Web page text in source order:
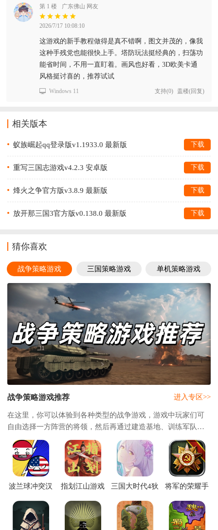
第 1 楼 广东佛山 网友
2026/7/17 10:08:10
这游戏的新手教程做得是真不错啊，图文并茂的，像我
这种手残党也能很快上手。塔防玩法挺经典的，扫荡功
能省时间，不用一直盯着。画风也好看，3D欧美卡通
风格挺讨喜的，推荐试试
Windows 11 支持(0) 盖楼(回复)
相关版本
蚁族崛起qq登录版v1.1933.0 最新版 下载
重写三国志游戏v4.2.3 安卓版 下载
烽火之争官方版v3.8.9 最新版 下载
放开那三国3官方版v0.138.0 最新版 下载
猜你喜欢
战争策略游戏 三国策略游戏 单机策略游戏
战争策略游戏推荐
在这里，你可以体验到各种类型的战争游戏，游戏中玩家们可
自由选择一方阵营的将领，然后再通过建造基地、训练军队、
收集物资等操作来壮大自方的队伍，最后在根据战场的形势变
化来进行策略布局，感受战争的魅力，快来
进入专区>>
波兰球冲突汉
指划江山游戏
三国大时代4狄
国大时代4(上
帝版最终版-支
持安卓9.0))
将军的荣耀手